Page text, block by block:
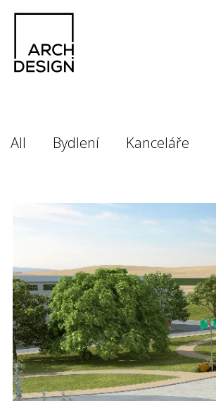
All Bydlení Kanceláře